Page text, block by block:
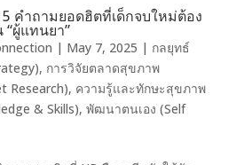
คำถามยอดฮิตที่เด็กจบใหม่ต้อง
“ผู้แทนยา”
| May 7, 2025 | กลยุทธ์
, การวิจัยตลาดสุขภาพ
Research), ความรู้และทักษะสุขภาพ
& Skills), พัฒนาตนเอง (Self